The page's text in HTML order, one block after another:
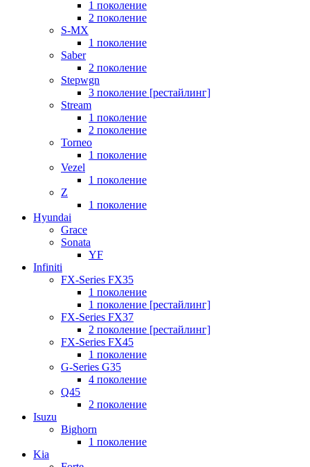
1 поколение
2 поколение
S-MX
1 поколение
Saber
2 поколение
Stepwgn
3 поколение [рестайлинг]
Stream
1 поколение
2 поколение
Torneo
1 поколение
Vezel
1 поколение
Z
1 поколение
Hyundai
Grace
Sonata
YF
Infiniti
FX-Series FX35
1 поколение
1 поколение [рестайлинг]
FX-Series FX37
2 поколение [рестайлинг]
FX-Series FX45
1 поколение
G-Series G35
4 поколение
Q45
2 поколение
Isuzu
Bighorn
1 поколение
Kia